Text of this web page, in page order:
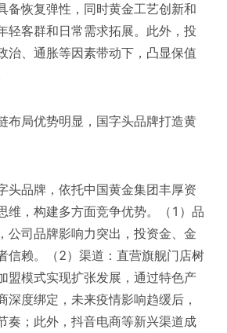
备恢复弹性，同时黄金工艺创新和
轻客群和日常需求拓展。此外，投
治、通胀等因素带动下，凸显保值
布局优势明显，国字头品牌打造黄
头品牌，依托中国黄金集团丰厚资
维，构建多方面竞争优势。（1）品
公司品牌影响力突出，投资金、金
信赖。（2）渠道：直营旗舰门店树
盟模式实现扩张发展，通过特色产
深度绑定，未来疫情影响趋缓后，
奏；此外，抖音电商等新兴渠道成